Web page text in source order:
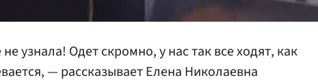
узнала! Одет скромно, у нас так все ходят, как
— рассказывает Елена Николаевна